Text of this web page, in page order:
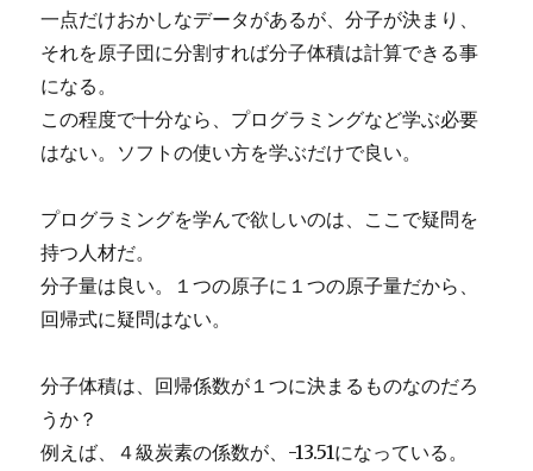
一点だけおかしなデータがあるが、分子が決まり、
それを原子団に分割すれば分子体積は計算できる事
になる。
この程度で十分なら、プログラミングなど学ぶ必要
はない。ソフトの使い方を学ぶだけで良い。
プログラミングを学んで欲しいのは、ここで疑問を
持つ人材だ。
分子量は良い。１つの原子に１つの原子量だから、
回帰式に疑問はない。
分子体積は、回帰係数が１つに決まるものなのだろ
うか？
例えば、４級炭素の係数が、-13.51になっている。